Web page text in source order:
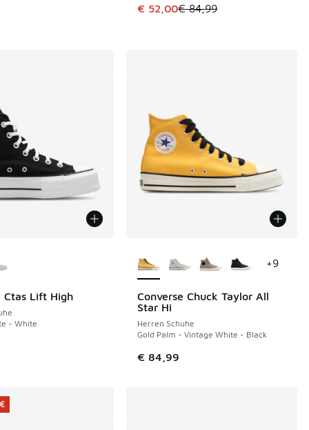
auf € 50,00 gefallen
Dieser Artikel ist im Sale. Der
€ 52,00€ 84,99
auf € 55,00 gefallen
Ctas Lift High
- White
Converse Chuck Taylor All
Star Hi
Herren Schuhe
Gold Palm - Vintage White - Black
€ 84,99
+9